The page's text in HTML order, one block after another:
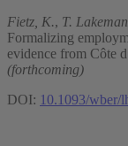
Fietz, K., T.
Formalizing
evidence from Côte
(forthcoming)
DOI: 10.1093/wber/